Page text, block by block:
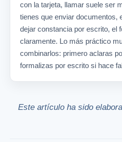
con la tarjeta, llamar suele ser
tienes que enviar documentos,
dejar constancia por escrito, el
claramente. Lo más práctico
combinarlos: primero aclaras
formalizas por escrito si hace
Este artículo ha sido